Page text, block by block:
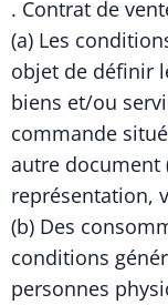
. Contrat de
(a) Les
objet de définir
biens et/ou
commande
autre document
représentation,
(b) Des
conditions
personnes